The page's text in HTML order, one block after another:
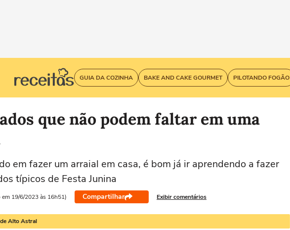
GUIA DA COZINHA BAKE AND CAKE GOURMET PILOTANDO FOGÃO
que não podem faltar em uma
em fazer um arraial em casa, é bom já ir aprendendo a fazer
típicos de Festa Junina
em 19/6/2023 às 16h51) Compartilhar Exibir comentários
Alto Astral